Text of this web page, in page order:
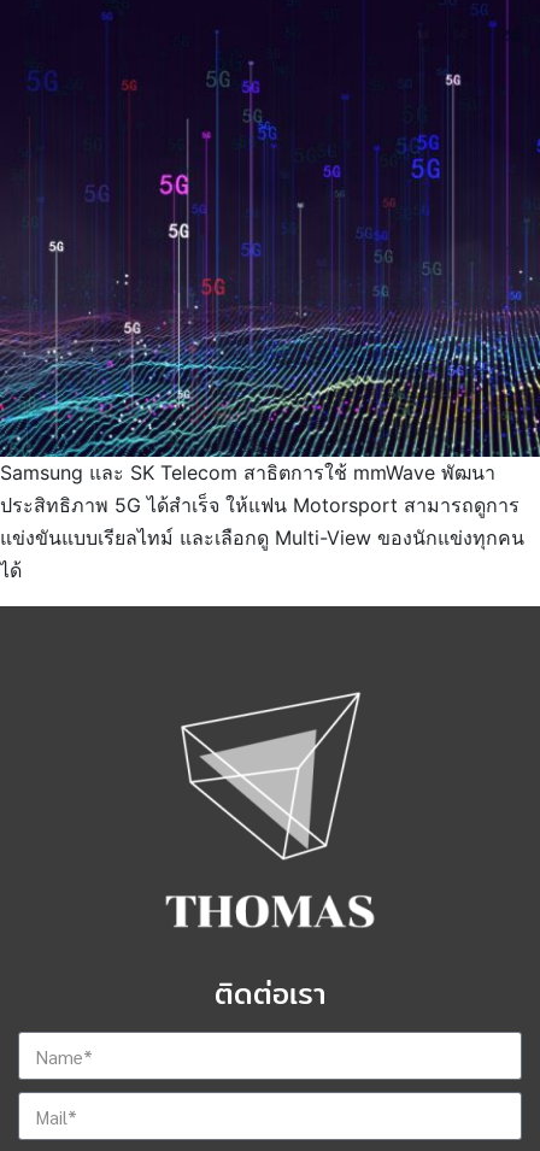
Samsung และ SK Telecom สาธิตการใช้ mmWave พัฒนา
ประสิทธิภาพ 5G ได้สำเร็จ ให้แฟน Motorsport สามารถดูการ
แข่งขันแบบเรียลไทม์ และเลือกดู Multi-View ของนักแข่งทุกคน
ได้
ติดต่อเรา